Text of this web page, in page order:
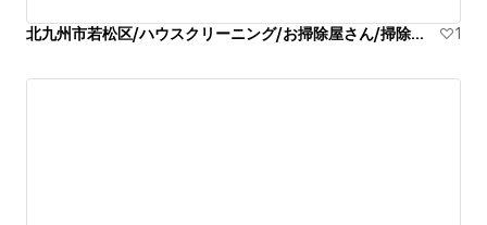
北九州市若松区/ハウスクリーニング/お掃除屋さん/掃除代行業者 1